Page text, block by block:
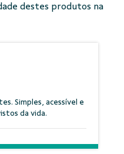
destes produtos na
Simples, acessível e
da vida.